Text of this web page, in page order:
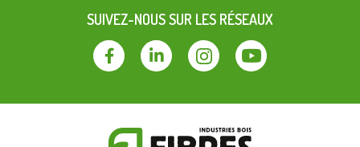
SUIVEZ-NOUS SUR LES RÉSEAUX
FacebookLinkedinInstagramYoutube